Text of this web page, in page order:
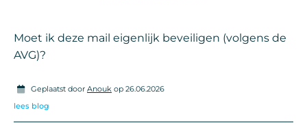
Moet ik deze mail eigenlijk beveiligen (volgens de
AVG)?
Geplaatst door Anouk op 26.06.2026
lees blog